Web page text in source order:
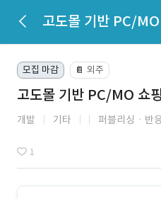
모집 마감 📔 외주
고도몰 기반 PC/MO 쇼
개발 기타 퍼블리싱ㆍ반
1